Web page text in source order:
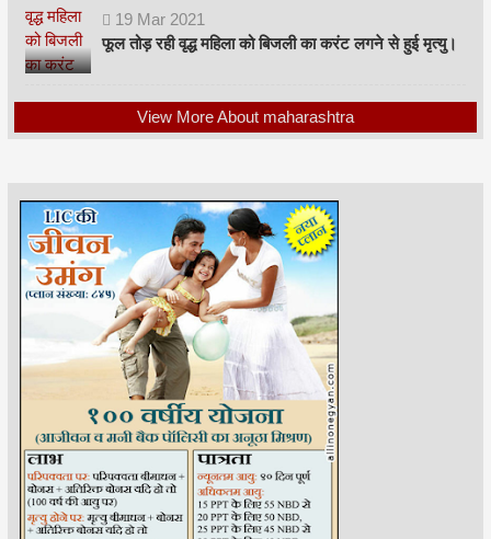
19 Mar 2021
फूल तोड़ रही वृद्ध महिला को बिजली का करंट लगने से हुई मृत्यु।
View More About maharashtra